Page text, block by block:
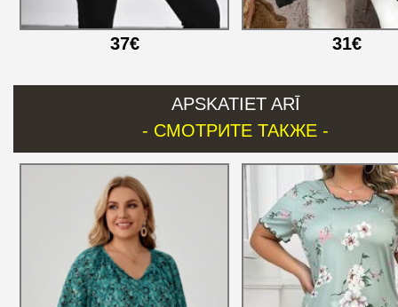
37€ 31€
APSKATIET ARĪ
- СМОТРИТЕ ТАКЖЕ -